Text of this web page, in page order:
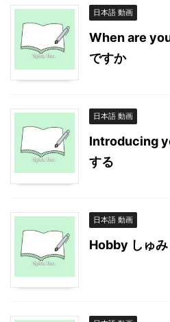
日本語 動画
When are
ですか
日本語 動画
Introducing
する
日本語 動画
Hobby しゅみ